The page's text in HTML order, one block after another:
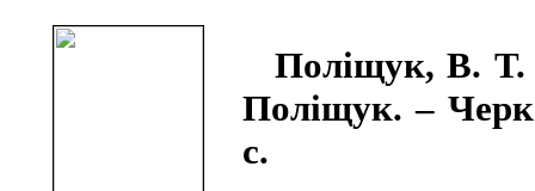
Поліщук, В. Т.
Поліщук. –
с.